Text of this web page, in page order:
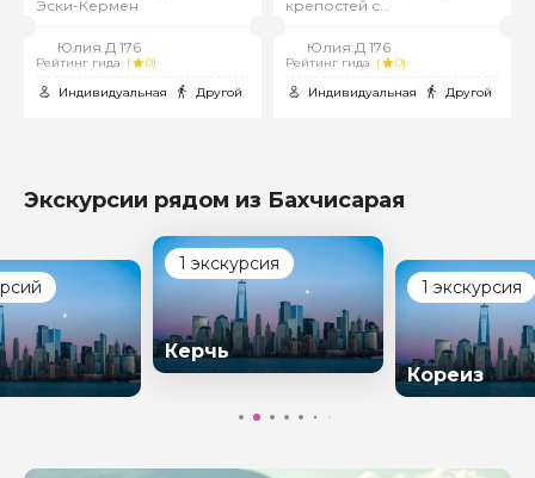
Эски-Кермен
Юлия.Д 176
Рейтинг гида (
0)
Индивидуальная
Другой
крепостей с
Юлия.Д 176
Рейтинг гида (
0)
Индивидуальная
Другой
Экскурсии рядом из Бахчисарая
1 экскурсия
Керчь
1 экскурсия
Кореиз